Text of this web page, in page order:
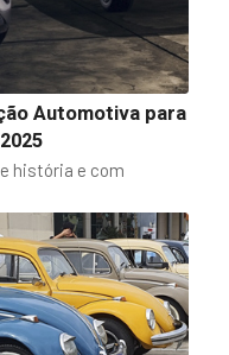
Automotiva para
história e com